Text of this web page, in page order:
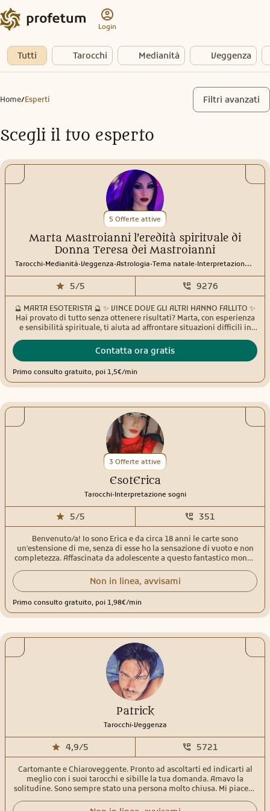
Login
Tutti Tarocchi Medianità Veggenza
Home/Esperti Filtri avanzati
Scegli il tuo esperto
5 Offerte attive
Marta Mastroianni l’eredità spirituale di
Donna Teresa dei Mastroianni
Tarocchi.Medianità.Veggenza.Astrologia.Tema natale.Interpretazione sogni
5/5 9276
🔮 MARTA ESOTERISTA 🔮 ✨ VINCE DOVE GLI ALTRI HANNO FALLITO ✨
Hai provato di tutto senza ottenere risultati? Marta, con esperienza
e sensibilità spirituale, ti aiuta ad affrontare situazioni difficili in
sentimentali • 💰 Ostacoli economici • 🍀 Fortuna e successo • 🛡️
Protezione dalle energie negative • 🔓 Sblocchi e nuovi inizi
Contatta ora gratis
Primo consulto gratuito, poi 1,5€/min
3 Offerte attive
EsotErica
Tarocchi.Interpretazione sogni
5/5 351
Benvenuto/a! Io sono Erica e da circa 18 anni le carte sono
un'estensione di me, senza di esse ho la sensazione di vuoto e non
completezza. Affascinata da adolescente a questo fantastico mondo
stessa cosa per l'interpretazione dei sogni, sentii il richiamo e non
ho mai smesso. Nelle mie letture utilizzo tarocchi, sibille ed oracoli,
cartomantico ed uno tarologico, quindi legato anche
all'introspezione e alla scoperta del nostro io. Da sempre metto a
mi è possibile. Tendo a non fornire tempistiche precise, sia per
evitare il pensiero ossessivo sia perché è relativo alle energie. Il mio
obiettivo principale è trasmettere chiarezza, empatia e serenità.
Non in linea, avvisami
Primo consulto gratuito, poi 1,98€/min
Patrick
Tarocchi.Veggenza
4,9/5 5721
Cartomante e Chiaroveggente. Pronto ad ascoltarti ed indicarti al
meglio con i suoi tarocchi e sibille la tua domanda. Amavo la
solitudine. Sono sempre stato una persona molto chiusa. Mi piaceva
meraviglioso e magico. Però allo stesso tempo avevo una